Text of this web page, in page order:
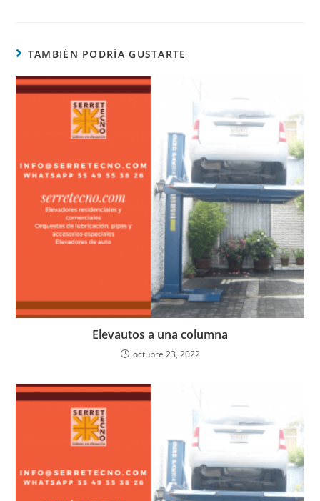
TAMBIÉN PODRÍA GUSTARTE
Elevautos a una columna
octubre 23, 2022